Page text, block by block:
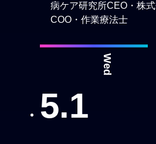
病ケア研究所CEO・株
COO・作業療法士
5.1
Wed